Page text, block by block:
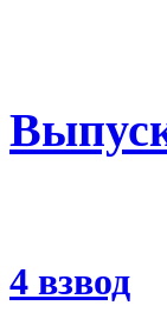
4 взвод